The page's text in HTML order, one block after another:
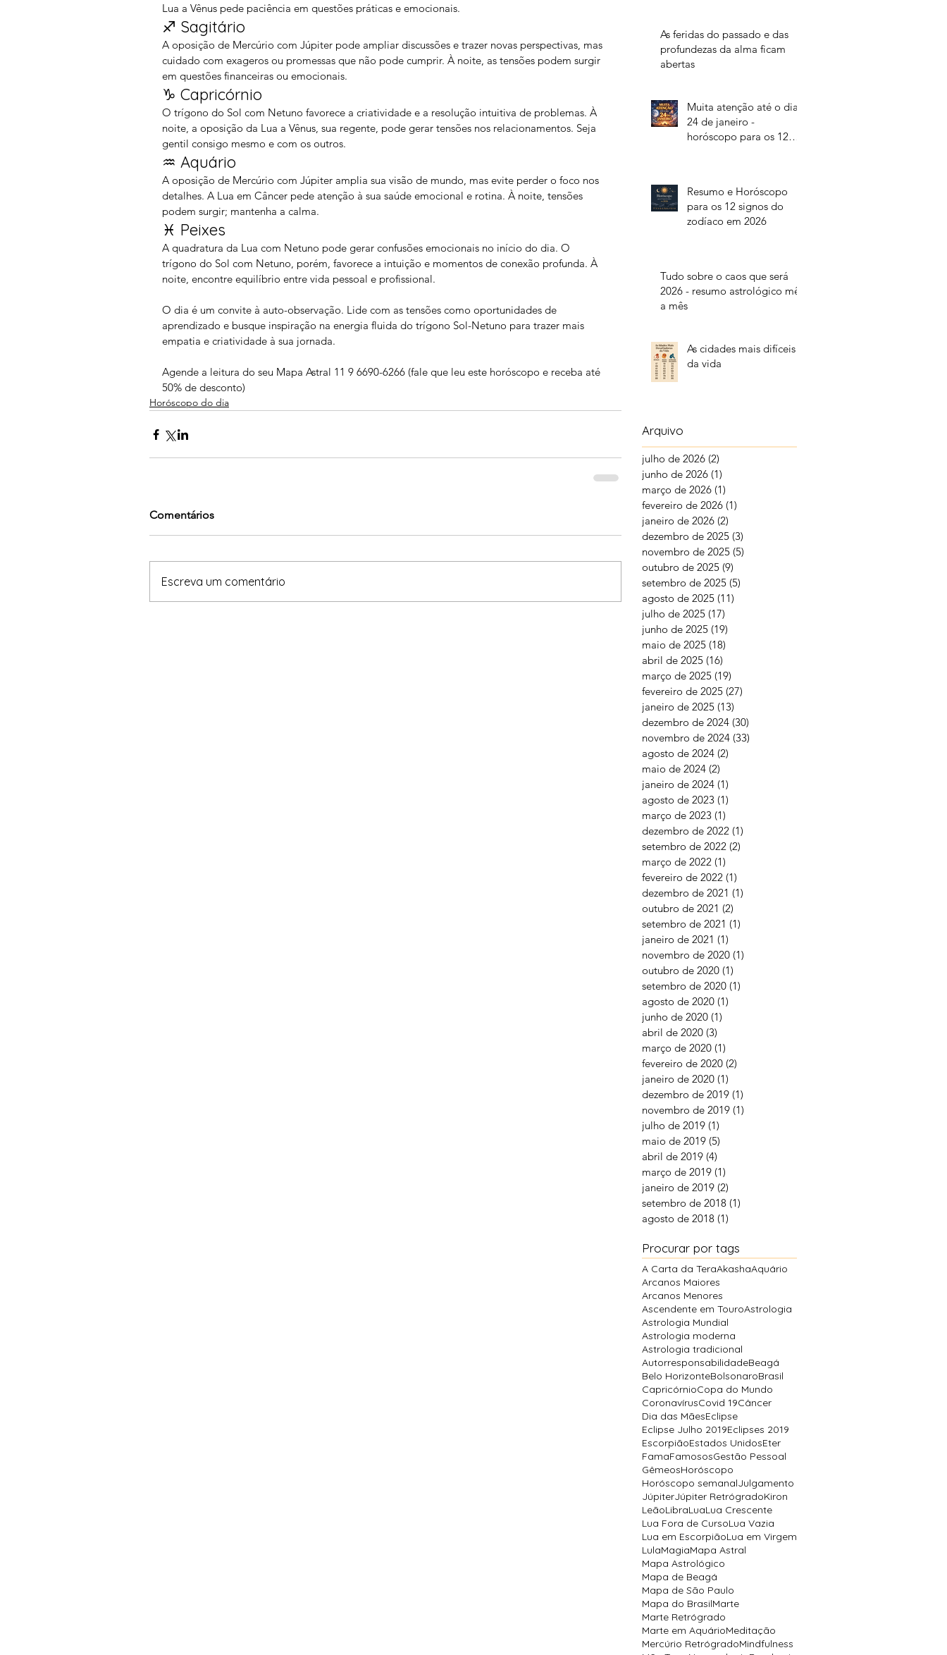
Lua a Vênus pede paciência em questões práticas e emocionais.
♐ Sagitário
A oposição de Mercúrio com Júpiter pode ampliar discussões e trazer novas perspectivas, mas
cuidado com exageros ou promessas que não pode cumprir. À noite, as tensões podem surgir
em questões financeiras ou emocionais.
♑ Capricórnio
O trígono do Sol com Netuno favorece a criatividade e a resolução intuitiva de problemas. À
noite, a oposição da Lua a Vênus, sua regente, pode gerar tensões nos relacionamentos. Seja
gentil consigo mesmo e com os outros.
♒ Aquário
A oposição de Mercúrio com Júpiter amplia sua visão de mundo, mas evite perder o foco nos
detalhes. A Lua em Câncer pede atenção à sua saúde emocional e rotina. À noite, tensões
podem surgir; mantenha a calma.
♓ Peixes
A quadratura da Lua com Netuno pode gerar confusões emocionais no início do dia. O
trígono do Sol com Netuno, porém, favorece a intuição e momentos de conexão profunda. À
noite, encontre equilíbrio entre vida pessoal e profissional.
O dia é um convite à auto-observação. Lide com as tensões como oportunidades de
aprendizado e busque inspiração na energia fluida do trígono Sol-Netuno para trazer mais
empatia e criatividade à sua jornada.
Agende a leitura do seu Mapa Astral 11 9 6690-6266 (fale que leu este horóscopo e receba até
50% de desconto)
Horóscopo do dia
Comentários
Escreva um comentário
As feridas do passado e das
profundezas da alma ficam
abertas
Muita atenção até o dia
24 de janeiro -
horóscopo para os 12
Resumo e Horóscopo
para os 12 signos do
zodíaco em 2026
Tudo sobre o caos que será
2026 - resumo astrológico mês
a mês
As cidades mais difíceis
da vida
Arquivo
julho de 2026 (2)
junho de 2026 (1)
março de 2026 (1)
fevereiro de 2026 (1)
janeiro de 2026 (2)
dezembro de 2025 (3)
novembro de 2025 (5)
outubro de 2025 (9)
setembro de 2025 (5)
agosto de 2025 (11)
julho de 2025 (17)
junho de 2025 (19)
maio de 2025 (18)
abril de 2025 (16)
março de 2025 (19)
fevereiro de 2025 (27)
janeiro de 2025 (13)
dezembro de 2024 (30)
novembro de 2024 (33)
agosto de 2024 (2)
maio de 2024 (2)
janeiro de 2024 (1)
agosto de 2023 (1)
março de 2023 (1)
dezembro de 2022 (1)
setembro de 2022 (2)
março de 2022 (1)
fevereiro de 2022 (1)
dezembro de 2021 (1)
outubro de 2021 (2)
setembro de 2021 (1)
janeiro de 2021 (1)
novembro de 2020 (1)
outubro de 2020 (1)
setembro de 2020 (1)
agosto de 2020 (1)
junho de 2020 (1)
abril de 2020 (3)
março de 2020 (1)
fevereiro de 2020 (2)
janeiro de 2020 (1)
dezembro de 2019 (1)
novembro de 2019 (1)
julho de 2019 (1)
maio de 2019 (5)
abril de 2019 (4)
março de 2019 (1)
janeiro de 2019 (2)
setembro de 2018 (1)
agosto de 2018 (1)
Procurar por tags
A Carta da TeraAkashaAquário
Arcanos Maiores
Arcanos Menores
Ascendente em TouroAstrologia
Astrologia Mundial
Astrologia moderna
Astrologia tradicional
AutorresponsabilidadeBeagá
Belo HorizonteBolsonaroBrasil
CapricórnioCopa do Mundo
CoronavírusCovid 19Câncer
Dia das MãesEclipse
Eclipse Julho 2019Eclipses 2019
EscorpiãoEstados UnidosEter
FamaFamososGestão Pessoal
GêmeosHoróscopo
Horóscopo semanalJulgamento
JúpiterJúpiter RetrógradoKiron
LeãoLibraLuaLua Crescente
Lua Fora de CursoLua Vazia
Lua em EscorpiãoLua em Virgem
LulaMagiaMapa Astral
Mapa Astrológico
Mapa de Beagá
Mapa de São Paulo
Mapa do BrasilMarte
Marte Retrógrado
Marte em AquárioMeditação
Mercúrio RetrógradoMindfulness